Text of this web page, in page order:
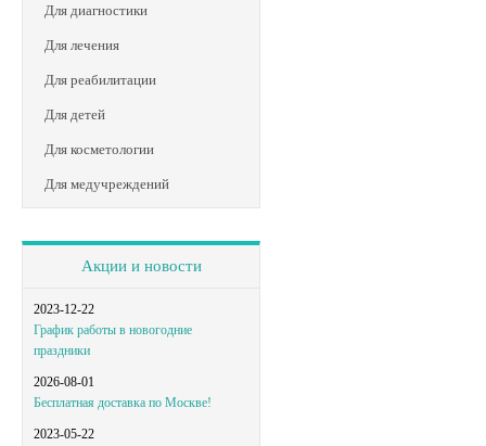
Для диагностики
Для лечения
Для реабилитации
Для детей
Для косметологии
Для медучреждений
Акции и новости
2023-12-22
График работы в новогодние
праздники
2026-08-01
Бесплатная доставка по Москве!
2023-05-22